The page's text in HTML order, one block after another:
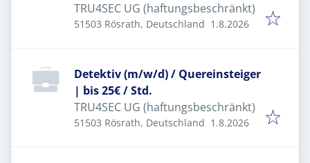
TRU4SEC UG (haftungsbeschränkt)
51503 Rösrath, Deutschland Veröffentlicht:
1.8.2026
Detektiv (m/w/d) / Quereinsteiger
| bis 25€ / Std.
TRU4SEC UG (haftungsbeschränkt)
51503 Rösrath, Deutschland Veröffentlicht:
1.8.2026